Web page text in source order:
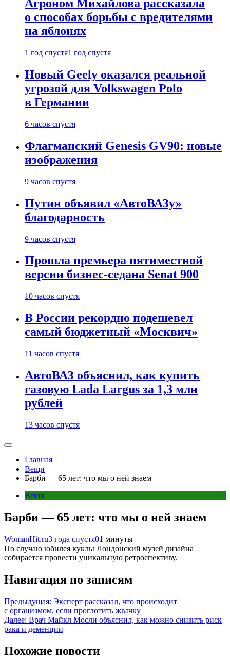
Агроном Михайлова рассказала
о способах борьбы с вредителями
на яблонях
1 год спустя1 год спустя
Новый Geely оказался реальной
угрозой для Volkswagen Polo
в Германии
6 часов спустя
Флагманский Genesis GV90: новые
изображения
9 часов спустя
Путин объявил «АвтоВАЗу»
благодарность
9 часов спустя
Прошла премьера пятиместной
версии бизнес-седана Senat 900
10 часов спустя
В России рекордно подешевел
самый бюджетный «Москвич»
11 часов спустя
АвтоВАЗ объяснил, как купить
газовую Lada Largus за 1,3 млн
рублей
13 часов спустя
Главная
Вещи
Барби — 65 лет: что мы о ней знаем
Вещи
Барби — 65 лет: что мы о ней знаем
WomanHit.ru3 года спустя01 минуты
По случаю юбилея куклы Лондонский музей дизайна
собирается провести уникальную ретроспективу.
Навигация по записям
Предыдущая: Эксперт рассказал, что происходит
с организмом, если проглотить жвачку
Далее: Врач Майкл Мосли объяснил, как можно снизить риск
рака и деменции
Похожие новости